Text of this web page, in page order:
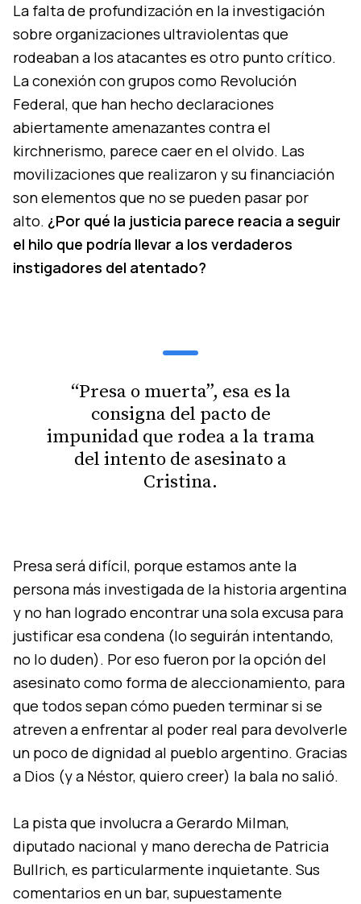
La falta de profundización en la investigación
sobre organizaciones ultraviolentas que
rodeaban a los atacantes es otro punto crítico.
La conexión con grupos como Revolución
Federal, que han hecho declaraciones
abiertamente amenazantes contra el
kirchnerismo, parece caer en el olvido. Las
movilizaciones que realizaron y su financiación
son elementos que no se pueden pasar por
alto. ¿Por qué la justicia parece reacia a seguir
el hilo que podría llevar a los verdaderos
instigadores del atentado?
“Presa o muerta”, esa es la
consigna del pacto de
impunidad que rodea a la trama
del intento de asesinato a
Cristina.
Presa será difícil, porque estamos ante la
persona más investigada de la historia argentina
y no han logrado encontrar una sola excusa para
justificar esa condena (lo seguirán intentando,
no lo duden). Por eso fueron por la opción del
asesinato como forma de aleccionamiento, para
que todos sepan cómo pueden terminar si se
atreven a enfrentar al poder real para devolverle
un poco de dignidad al pueblo argentino. Gracias
a Dios (y a Néstor, quiero creer) la bala no salió.
La pista que involucra a Gerardo Milman,
diputado nacional y mano derecha de Patricia
Bullrich, es particularmente inquietante. Sus
comentarios en un bar, supuestamente